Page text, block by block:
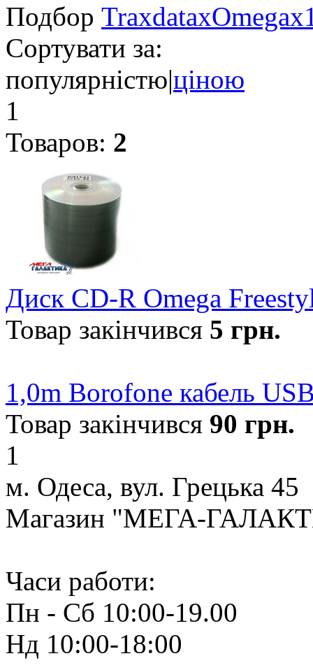
Подбор TraxdataxOmegax
Сортувати за:
популярністю|ціною
1
Товаров: 2
Диск CD-R Omega
Товар закінчився 5 грн.
1,0m Borofone кабель
Товар закінчився 90 грн.
1
м. Одеса, вул. Грецька 45
Магазин "МЕГА-
Часи работи:
Пн - Сб 10:00-19.00
Нд 10:00-18:00